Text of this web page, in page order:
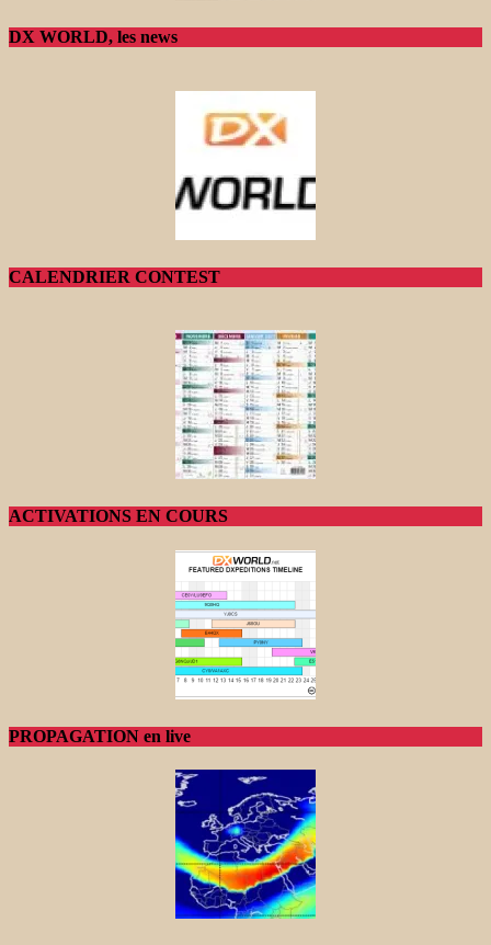
DX WORLD, les news
CALENDRIER CONTEST
ACTIVATIONS EN COURS
PROPAGATION en live